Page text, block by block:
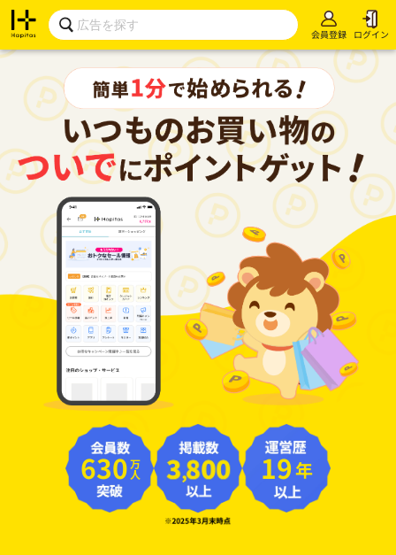
会員登録 ログイン
630万人 19年